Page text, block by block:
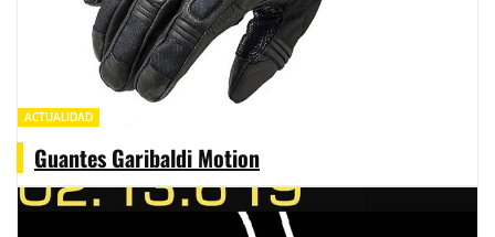
ACTUALIDAD
Guantes Garibaldi Motion